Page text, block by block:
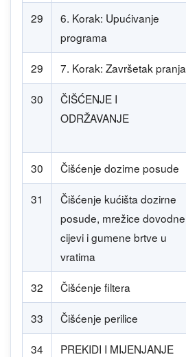
29
6. Korak: Upućivanje
programa
29 7. Korak: Završetak pranja
30
ČIŠĆENJE I
ODRŽAVANJE
30 Čišćenje dozirne posude
31
Čišćenje kućišta dozirne
posude, mrežice dovodne
cijevi i gumene brtve u
vratima
32 Čišćenje filtera
33 Čišćenje perilice
34
PREKIDI I MIJENJANJE